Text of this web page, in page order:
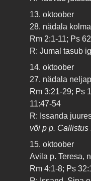
13. oktoober
28. nädala
Rm 2:1-11; Ps
R: Jumal tasub
14. oktoober
27. nädala
Rm 3:21-29; Ps
11:47-54
R: Issanda
või p p. Callistus
15. oktoober
Avila p. Teresa,
Rm 4:1-8; Ps